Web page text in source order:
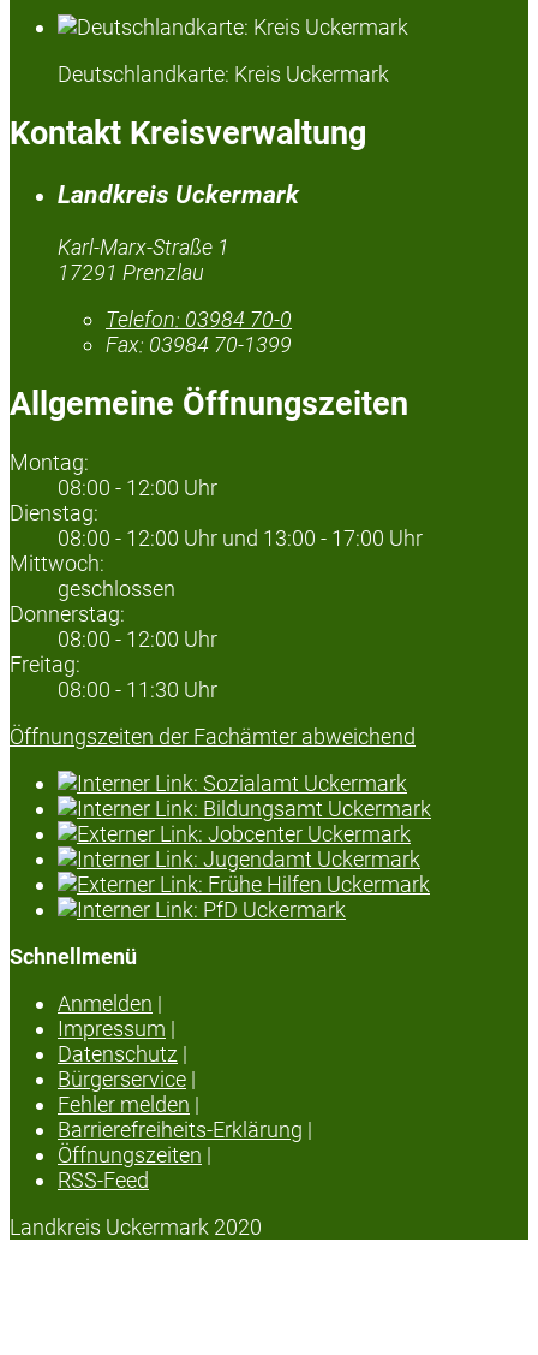
Deutschlandkarte: Kreis Uckermark
Kontakt Kreisverwaltung
Landkreis Uckermark
Karl-Marx-Straße 1
17291 Prenzlau
Telefon: 03984 70-0
Fax: 03984 70-1399
Allgemeine Öffnungszeiten
Montag:
08:00 - 12:00 Uhr
Dienstag:
08:00 - 12:00 Uhr und 13:00 - 17:00 Uhr
Mittwoch:
geschlossen
Donnerstag:
08:00 - 12:00 Uhr
Freitag:
08:00 - 11:30 Uhr
Öffnungszeiten der Fachämter abweichend
Schnellmenü
Anmelden |
Impressum |
Datenschutz |
Bürgerservice |
Fehler melden |
Barrierefreiheits-Erklärung |
Öffnungszeiten |
RSS-Feed
Landkreis Uckermark 2020